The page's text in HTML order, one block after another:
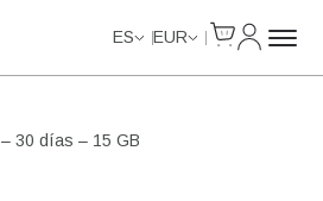
ES EUR
30 días – 15 GB